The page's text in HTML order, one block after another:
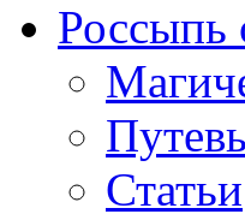
Россыпь
Статьи